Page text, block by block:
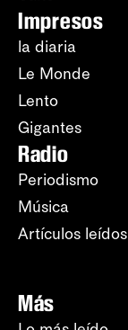
Impresos
la diaria
Le Monde
Lento
Gigantes
Radio
Periodismo
Música
Artículos leídos
Más